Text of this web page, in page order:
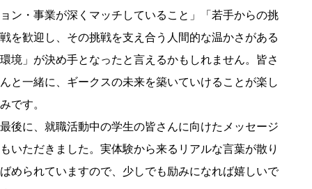
ョン・事業が深くマッチしていること」「若手からの挑
戦を歓迎し、その挑戦を支え合う人間的な温かさがある
環境」が決め手となったと言えるかもしれません。皆さ
んと一緒に、ギークスの未来を築いていけることが楽し
みです。
最後に、就職活動中の学生の皆さんに向けたメッセージ
もいただきました。実体験から来るリアルな言葉が散り
ばめられていますので、少しでも励みになれば嬉しいで